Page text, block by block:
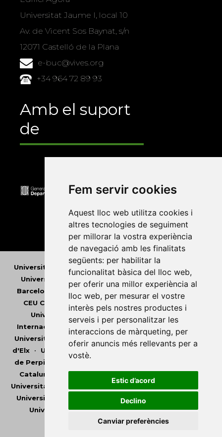
Fem servir cookies
Aquest lloc web utilitza cookies i
altres tecnologies de seguiment
per millorar la vostra experiència
de navegació amb les finalitats
següents: per habilitar la
funcionalitat bàsica del lloc web,
per oferir una millor experiència al
lloc web, per mesurar el vostre
interès pels nostres productes i
serveis i per personalitzar les
interaccions de màrqueting, per
oferir anuncis més rellevants per a
vostè.
Estic d’acord
Declino
Canviar preferències
Universitat Jaume I, local 10
Av. de Vicent Sos Baynat, s/n
12071 Castelló de la Plana
e-buc@vives.org
+34 964 72 89 93
Amb el suport
de
Universitat Abat Oliba CEU Universitat d'Alacant
Universitat d'Andorra
Universitat Autònoma de
Barcelona
Universitat de Barcelona •
CEU Cardenal Herrera•
Universitat de les Illes Balears
•
Internacional de Catalunya
• Universitat Jaume I
Universitat de Lleida
Universitat Miguel Hernández
d'Elx• Universitat Oberta de Catalunya
Universitat
de Perpinyà Via Domitia
Catalunya
Universitat Politècnica de València
•
Universitat Pompeu Fabra
Universitat Ramon Llull
Universitat Rovira i Virgili
Universitat de Sàsser
Universitat de València•Universitat de Vic -
Universitat Central de Catalunya